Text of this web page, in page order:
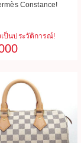
Constance!
ป็นประวัติการณ์!